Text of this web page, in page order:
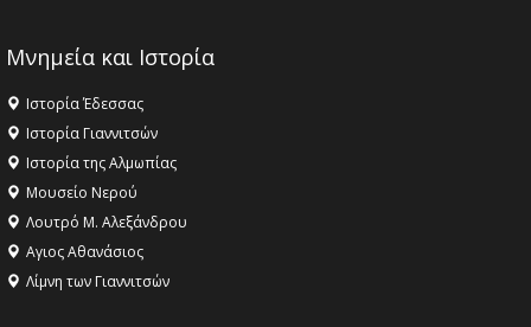
Μνημεία και Ιστορία
Ιστορία Έδεσσας
Ιστορία Γιαννιτσών
Ιστορία της Αλμωπίας
Μουσείο Νερού
Λουτρό Μ. Αλεξάνδρου
Αγιος Αθανάσιος
Λίμνη των Γιαννιτσών